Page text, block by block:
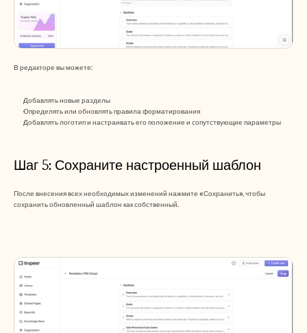
В редакторе вы можете:
Добавлять новые разделы
Определять или обновлять правила форматирования
Добавлять логотип и настраивать его положение и сопутствующие параметры
Шаг 5: Сохраните настроенный шаблон
После внесения всех необходимых изменений нажмите «Сохранить», чтобы
сохранить обновленный шаблон как собственный.